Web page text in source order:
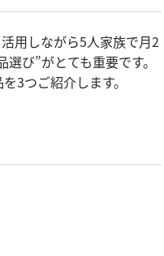
用しながら5人家族で月2
び”がとても重要です。
3つご紹介します。